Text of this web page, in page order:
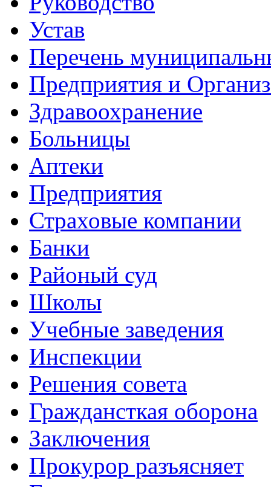
Устав
Перечень
Предприятия и
Здравоохранение
Больницы
Аптеки
Предприятия
Страховые компании
Банки
Районый суд
Школы
Учебные заведения
Инспекции
Решения совета
Граждансткая оборона
Заключения
Прокурор разъясняет